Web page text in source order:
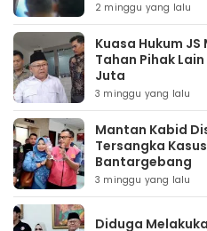
2 minggu yang lalu
Kuasa Hukum
Tahan Pihak
Juta
3 minggu yang lalu
Mantan Kabid
Tersangka
Bantargebang
3 minggu yang lalu
Diduga